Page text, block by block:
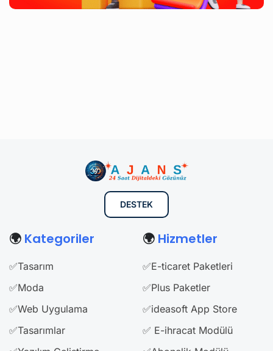
DESTEK
🌍 Kategoriler
✅Tasarım
✅Moda
✅Web Uygulama
✅Tasarımlar
🌍 Hizmetler
✅E-ticaret Paketleri
✅Plus Paketler
✅ideasoft App Store
✅ E-ihracat Modülü